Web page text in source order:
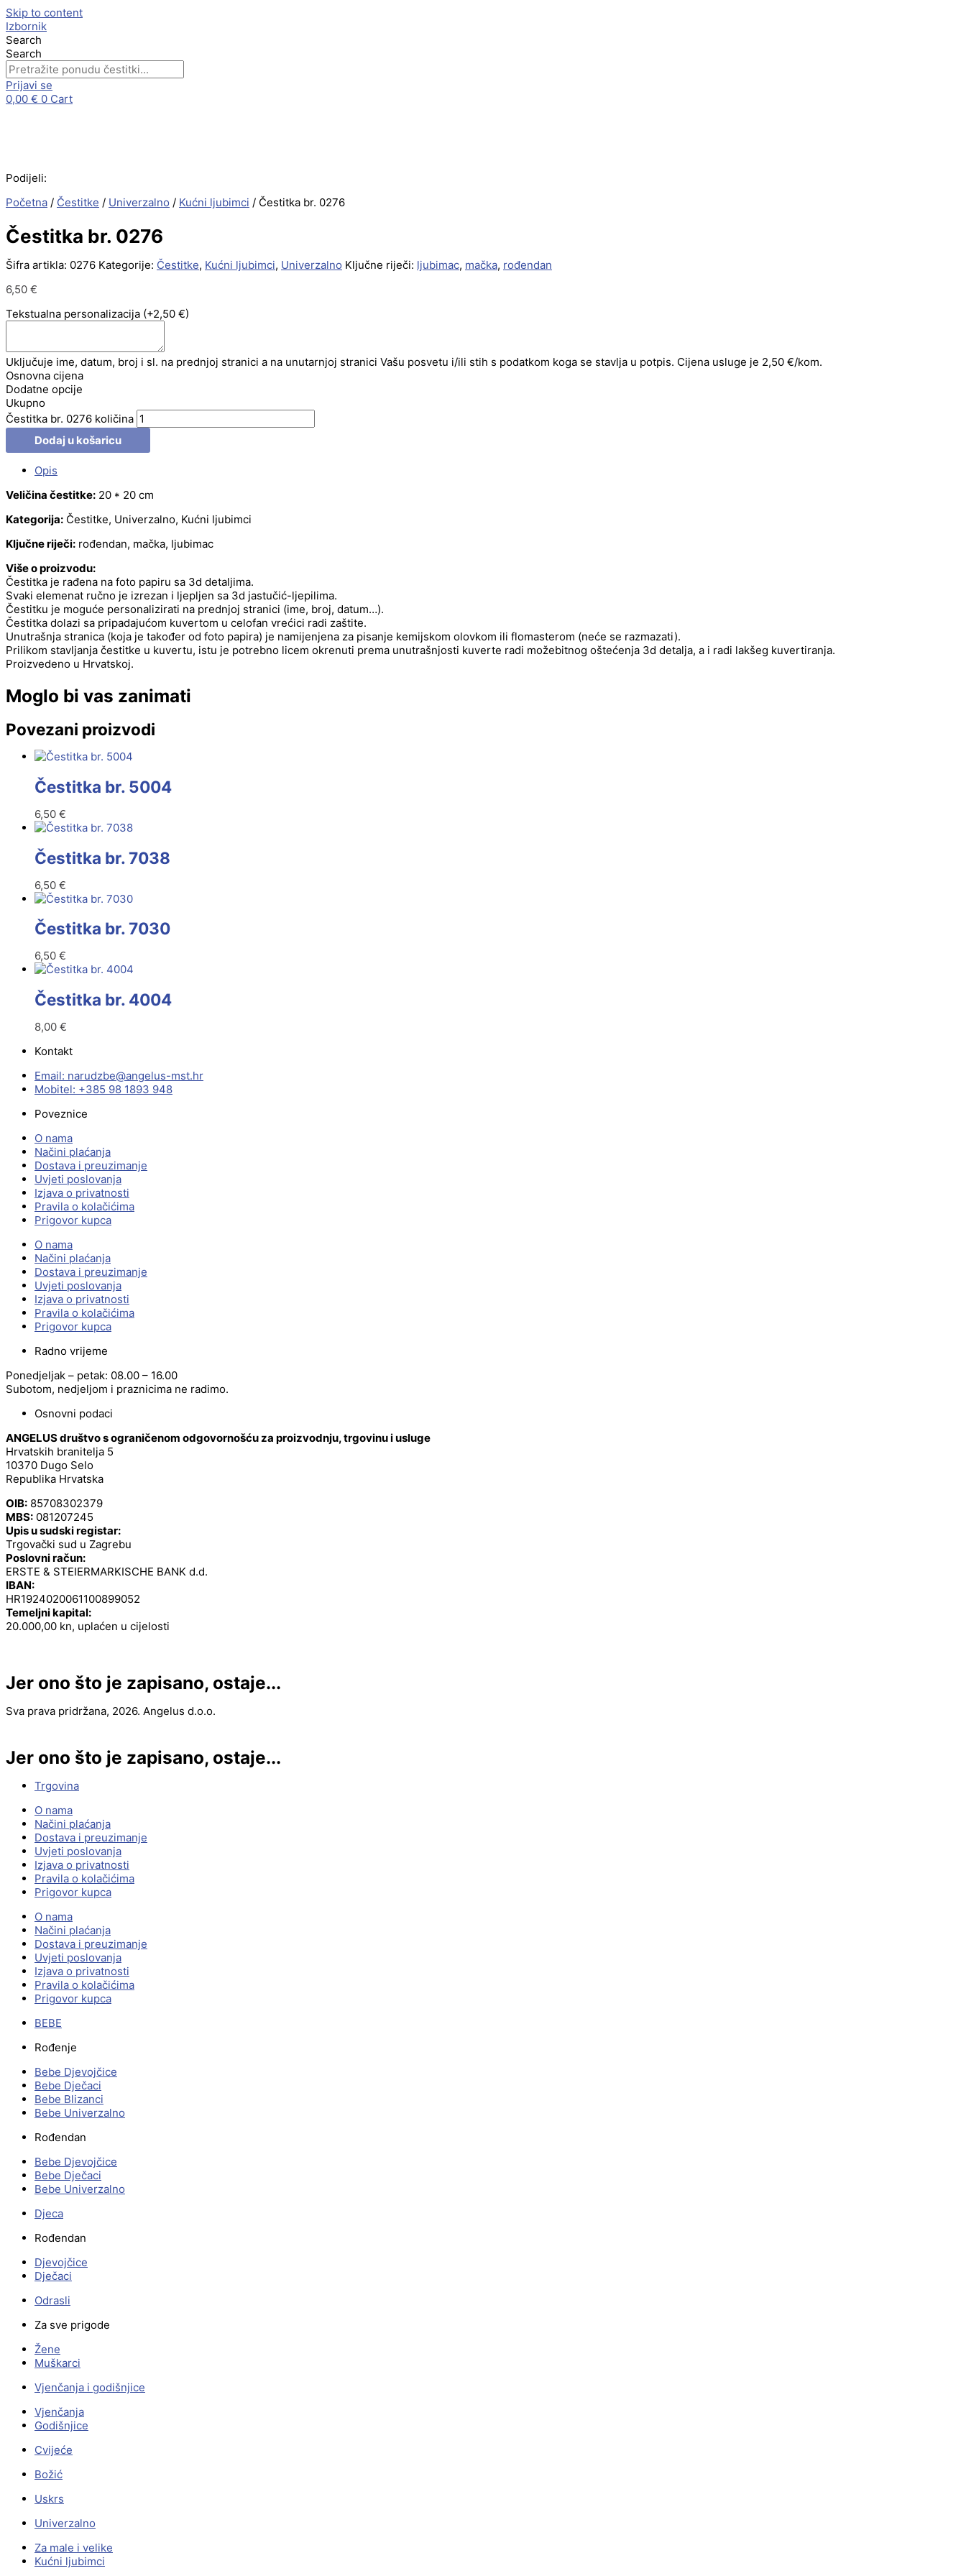
Skip to content
Izbornik
Search
Search
Prijavi se
0,00 € 0 Cart
Podijeli:
Početna / Čestitke / Univerzalno / Kućni ljubimci / Čestitka br. 0276
Čestitka br. 0276
Šifra artikla: 0276 Kategorije: Čestitke, Kućni ljubimci, Univerzalno Ključne riječi: ljubimac, mačka, rođendan
6,50 €
Tekstualna personalizacija (+2,50 €)
Uključuje ime, datum, broj i sl. na prednjoj stranici a na unutarnjoj stranici Vašu posvetu i/ili stih s podatkom koga se stavlja u potpis. Cijena usluge je 2,50 €/kom.
Osnovna cijena
Dodatne opcije
Ukupno
Čestitka br. 0276 količina
Dodaj u košaricu
Opis
Veličina čestitke: 20 * 20 cm
Kategorija: Čestitke, Univerzalno, Kućni ljubimci
Ključne riječi: rođendan, mačka, ljubimac
Više o proizvodu:
Čestitka je rađena na foto papiru sa 3d detaljima.
Svaki elemenat ručno je izrezan i ljepljen sa 3d jastučić-ljepilima.
Čestitku je moguće personalizirati na prednjoj stranici (ime, broj, datum…).
Čestitka dolazi sa pripadajućom kuvertom u celofan vrećici radi zaštite.
Unutrašnja stranica (koja je također od foto papira) je namijenjena za pisanje kemijskom olovkom ili flomasterom (neće se razmazati).
Prilikom stavljanja čestitke u kuvertu, istu je potrebno licem okrenuti prema unutrašnjosti kuverte radi možebitnog oštećenja 3d detalja, a i radi lakšeg kuvertiranja.
Proizvedeno u Hrvatskoj.
Moglo bi vas zanimati
Povezani proizvodi
Čestitka br. 5004
6,50 €
Čestitka br. 7038
6,50 €
Čestitka br. 7030
6,50 €
Čestitka br. 4004
8,00 €
Kontakt
Email:
rh.tsm-sulegna
@ebzduran
Mobitel: +385 98 1893 948
Poveznice
O nama
Načini plaćanja
Dostava i preuzimanje
Uvjeti poslovanja
Izjava o privatnosti
Pravila o kolačićima
Prigovor kupca
O nama
Načini plaćanja
Dostava i preuzimanje
Uvjeti poslovanja
Izjava o privatnosti
Pravila o kolačićima
Prigovor kupca
Radno vrijeme
Ponedjeljak – petak: 08.00 – 16.00
Subotom, nedjeljom i praznicima ne radimo.
Osnovni podaci
ANGELUS društvo s ograničenom odgovornošću za proizvodnju, trgovinu i usluge
Hrvatskih branitelja 5
10370 Dugo Selo
Republika Hrvatska
OIB: 85708302379
MBS: 081207245
Upis u sudski registar:
Trgovački sud u Zagrebu
Poslovni račun:
ERSTE & STEIERMARKISCHE BANK d.d.
IBAN:
HR1924020061100899052
Temeljni kapital:
20.000,00 kn, uplaćen u cijelosti
Jer ono što je zapisano, ostaje...
Sva prava pridržana, 2026. Angelus d.o.o.
Jer ono što je zapisano, ostaje...
Trgovina
O nama
Načini plaćanja
Dostava i preuzimanje
Uvjeti poslovanja
Izjava o privatnosti
Pravila o kolačićima
Prigovor kupca
O nama
Načini plaćanja
Dostava i preuzimanje
Uvjeti poslovanja
Izjava o privatnosti
Pravila o kolačićima
Prigovor kupca
BEBE
Rođenje
Bebe Djevojčice
Bebe Dječaci
Bebe Blizanci
Bebe Univerzalno
Rođendan
Bebe Djevojčice
Bebe Dječaci
Bebe Univerzalno
Djeca
Rođendan
Djevojčice
Dječaci
Odrasli
Za sve prigode
Žene
Muškarci
Vjenčanja i godišnjice
Vjenčanja
Godišnjice
Cvijeće
Božić
Uskrs
Univerzalno
Za male i velike
Kućni ljubimci